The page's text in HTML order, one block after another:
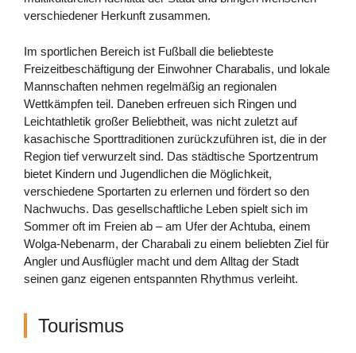
verschiedener Herkunft zusammen.
Im sportlichen Bereich ist Fußball die beliebteste
Freizeitbeschäftigung der Einwohner Charabalis, und lokale
Mannschaften nehmen regelmäßig an regionalen
Wettkämpfen teil. Daneben erfreuen sich Ringen und
Leichtathletik großer Beliebtheit, was nicht zuletzt auf
kasachische Sporttraditionen zurückzuführen ist, die in der
Region tief verwurzelt sind. Das städtische Sportzentrum
bietet Kindern und Jugendlichen die Möglichkeit,
verschiedene Sportarten zu erlernen und fördert so den
Nachwuchs. Das gesellschaftliche Leben spielt sich im
Sommer oft im Freien ab – am Ufer der Achtuba, einem
Wolga-Nebenarm, der Charabali zu einem beliebten Ziel für
Angler und Ausflügler macht und dem Alltag der Stadt
seinen ganz eigenen entspannten Rhythmus verleiht.
Tourismus